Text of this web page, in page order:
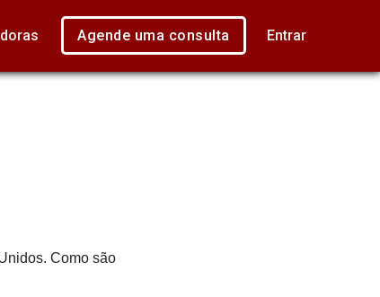
Agende uma consulta Entrar
Como são